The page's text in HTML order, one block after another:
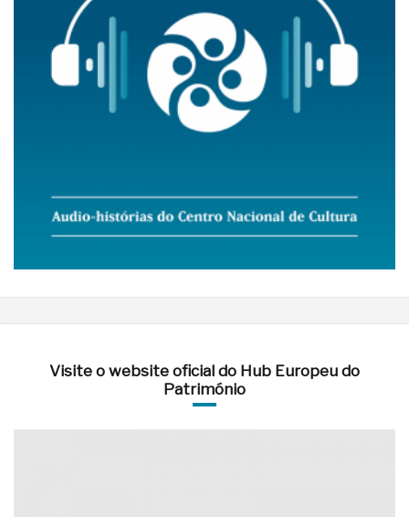
Visite o website oficial do Hub Europeu do
Património